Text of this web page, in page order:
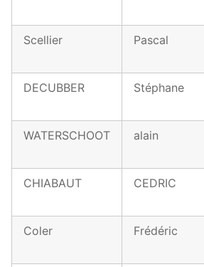
Scellier Pascal
DECUBBER Stéphane
WATERSCHOOT alain
CHIABAUT CEDRIC
Coler Frédéric